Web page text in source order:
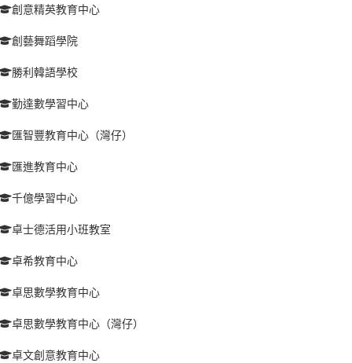
創意精英教育中心
創藝舞蹈學院
勝利韓語學校
勤達數學習中心
匯智豐教育中心（灣仔）
匯進教育中心
千億學習中心
卓士德活用小班教室
卓希教育中心
卓思數學教育中心
卓思數學教育中心（灣仔）
卓文創意教育中心